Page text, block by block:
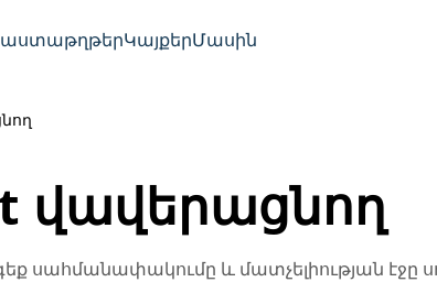
ԿայքերՄասին
վավերացնող
սահմանափակումը և մատչելիության էջը